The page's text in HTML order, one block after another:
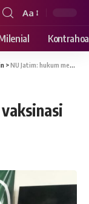
Font
Resizer
Aa
>NU Jatim: hukum menolak vaksinasi adalah terlarang